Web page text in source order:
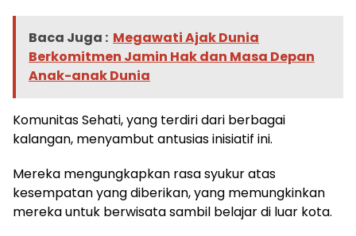
Baca Juga : Megawati Ajak Dunia
Berkomitmen Jamin Hak dan Masa Depan
Anak-anak Dunia
Komunitas Sehati, yang terdiri dari berbagai
kalangan, menyambut antusias inisiatif ini.
Mereka mengungkapkan rasa syukur atas
kesempatan yang diberikan, yang memungkinkan
mereka untuk berwisata sambil belajar di luar kota.